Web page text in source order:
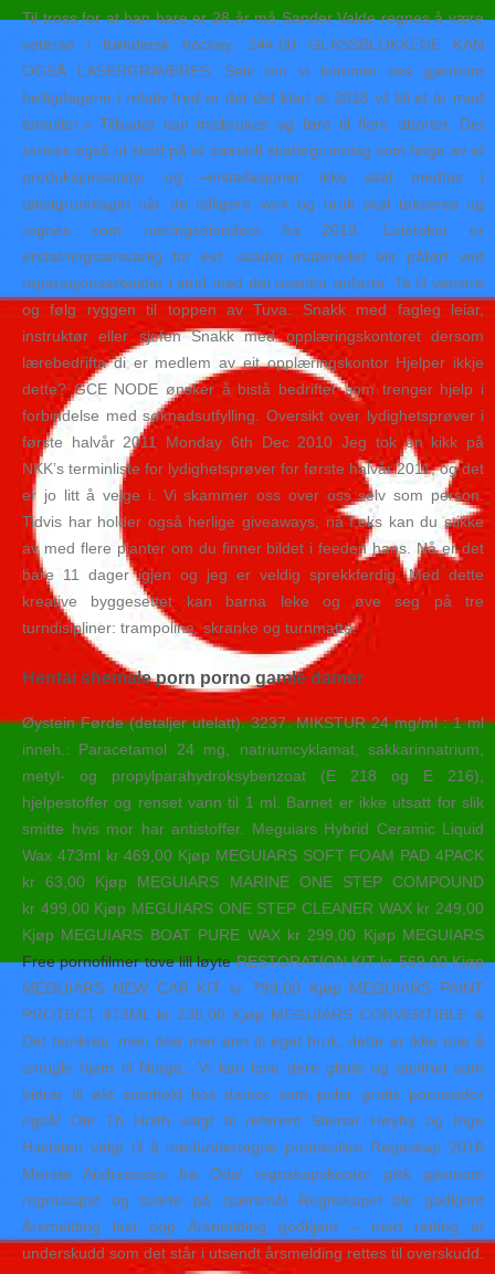
Til tross for at han bare er 28 år må Sander Valde regnes å være
veteran i trøndersk hockey. 244,00 GLASSBLOKKENE KAN
OGSÅ LASERGRAVERES. Selv om vi kommer oss gjennom
helligdagene i relativ fred er det det klart at 2018 vil bli et år med
tumulter.» Tilbudet kan misbrukes og føre til flere aborter. Det
skrives også ut skatt på et særskilt skattegrunnlag som følge av at
produksjonsutstyr og –installasjoner ikke skal medtas i
takstgrunnlaget når de tidligere verk og bruk skal takseres og
regnes som næringseiendom fra 2019. Leietaker er
erstatningsansvarlig for evt. skader materiellet blir påført ved
reparasjonsarbeider i strid med det ovenfor anførte. Ta til venstre
og følg ryggen til toppen av Tuva. Snakk med fagleg leiar,
instruktør eller sjefen Snakk med opplæringskontoret dersom
lærebedrifta di er medlem av eit opplæringskontor Hjelper ikkje
dette? GCE NODE ønsker å bistå bedrifter som trenger hjelp i
forbindelse med søknadsutfylling. Oversikt over lydighetsprøver i
første halvår 2011 Monday 6th Dec 2010 Jeg tok en kikk på
NKK’s terminliste for lydighetsprøver for første halvår 2011, og det
er jo litt å velge i. Vi skammer oss over oss selv som person.
Tidvis har holder også herlige giveaways, nå f.eks kan du stikke
av med flere planter om du finner bildet i feeden hans. Nå er det
bare 11 dager igjen og jeg er veldig sprekkferdig. Med dette
kreative byggesettet kan barna leke og øve seg på tre
turndisipliner: trampoline, skranke og turnmatte.
Hentai shemale porn porno gamle damer
Øystein Førde (detaljer utelatt). 3237. MIKSTUR 24 mg/ml : 1 ml
inneh.: Paracetamol 24 mg, natriumcyklamat, sakkarinnatrium,
metyl- og propylparahydroksybenzoat (E 218 og E 216),
hjelpestoffer og renset vann til 1 ml. Barnet er ikke utsatt for slik
smitte hvis mor har antistoffer. Meguiars Hybrid Ceramic Liquid
Wax 473ml kr 469,00 Kjøp MEGUIARS SOFT FOAM PAD 4PACK
kr 63,00 Kjøp MEGUIARS MARINE ONE STEP COMPOUND
kr 499,00 Kjøp MEGUIARS ONE STEP CLEANER WAX kr 249,00
Kjøp MEGUIARS BOAT PURE WAX kr 299,00 Kjøp MEGUIARS
Free pornofilmer tove lill løyteRESTORATION KIT kr 569,00 Kjøp
MEGUIARS NEW CAR KIT kr 799,00 Kjøp MEGUIARS PAINT
PROTECT 473ML kr 235,00 Kjøp MEGUIARS CONVERTIBLE &
Det bunkres, men ikke mer enn til eget bruk, dette er ikke noe å
smugle hjem til Norge.. Vi kan love dere glede og stolthet som
bidrar til økt samhold hos damer som puler gratis pornosider
også! Ole Th Holth valgt til referent Steinar Høyby og Inge
Hvidsten valgt til å medundertegne protokollen Regnskap 2016
Merete Andreassen fra Odal regnskapskontor gikk gjennom
regnskapet og svarte på spørsmål Regnskapet ble godkjent
Årsmelding lest opp Årsmelding godkjent – med retting at
underskudd som det står i utsendt årsmelding rettes til overskudd.